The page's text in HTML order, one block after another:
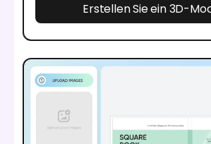
Erstellen Sie ein 3D-